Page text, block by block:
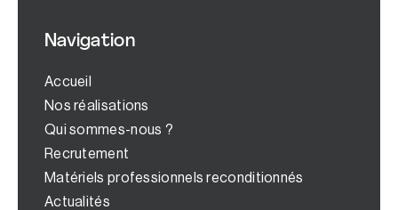
Navigation
Accueil
Nos réalisations
Qui sommes-nous ?
Recrutement
Matériels professionnels reconditionnés
Actualités